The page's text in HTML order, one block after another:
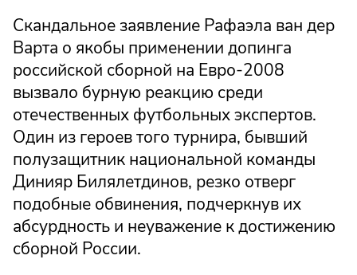
Скандальное заявление Рафаэла ван дер
Варта о якобы применении допинга
российской сборной на Евро-2008
вызвало бурную реакцию среди
отечественных футбольных экспертов.
Один из героев того турнира, бывший
полузащитник национальной команды
Динияр Билялетдинов, резко отверг
подобные обвинения, подчеркнув их
абсурдность и неуважение к достижению
сборной России.